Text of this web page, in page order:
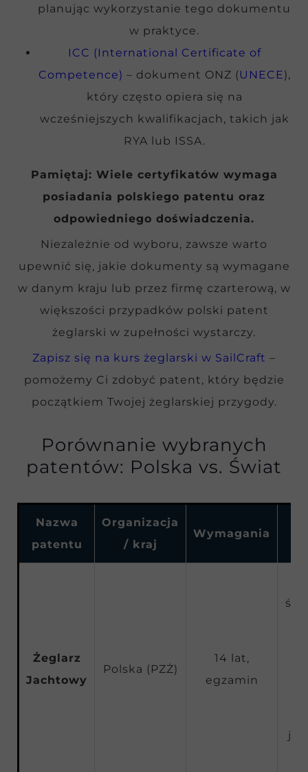
planując wykorzystanie tego dokumentu
w praktyce.
ICC (International Certificate of
Competence) – dokument ONZ (UNECE),
który często opiera się na
wcześniejszych kwalifikacjach, takich jak
RYA lub ISSA.
Pamiętaj: Wiele certyfikatów wymaga
posiadania polskiego patentu oraz
odpowiedniego doświadczenia.
Niezależnie od wyboru, zawsze warto
upewnić się, jakie dokumenty są wymagane
w danym kraju lub przez firmę czarterową, w
większości przypadków polski patent
żeglarski w zupełności wystarczy.
Zapisz się na kurs żeglarski w SailCraft –
pomożemy Ci zdobyć patent, który będzie
początkiem Twojej żeglarskiej przygody.
Porównanie wybranych
patentów: Polska vs. Świat
Nazwa
patentu
Organizacja
/ kraj
Wymagania
Żeglarz
Jachtowy
Polska (PZŻ)
14 lat,
egzamin